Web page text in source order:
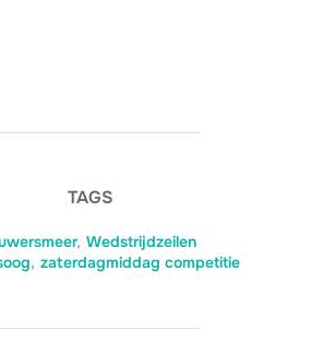
TAGS
, Wedstrijdzeilen
, zaterdagmiddag competitie